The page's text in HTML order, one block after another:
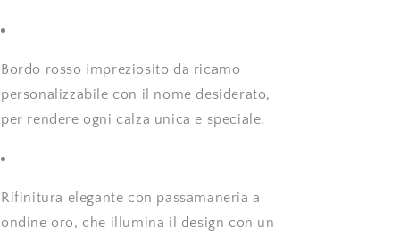
Bordo rosso impreziosito da ricamo
personalizzabile con il nome desiderato,
per rendere ogni calza unica e speciale.
Rifinitura elegante con passamaneria a
ondine oro, che illumina il design con un